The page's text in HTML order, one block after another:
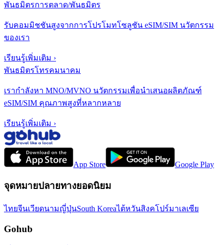
พันธมิตรการตลาด/พันธมิตร
รับคอมมิชชันสูงจากการโปรโมทโซลูชัน eSIM/SIM นวัตกรรม
ของเรา
เรียนรู้เพิ่มเติม ›
พันธมิตรโทรคมนาคม
เรากำลังหา MNO/MVNO นวัตกรรมเพื่อนำเสนอผลิตภัณฑ์
eSIM/SIM คุณภาพสูงที่หลากหลาย
เรียนรู้เพิ่มเติม ›
App Store Google Play
จุดหมายปลายทางยอดนิยม
ไทยจีนเวียดนามญี่ปุ่นSouth Koreaไต้หวันสิงคโปร์มาเลเซีย
Gohub